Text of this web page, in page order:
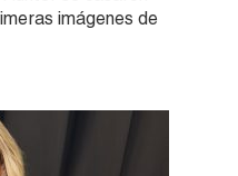
imágenes de